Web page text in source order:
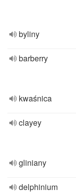
byliny
barberry
kwaśnica
clayey
gliniany
delphinium